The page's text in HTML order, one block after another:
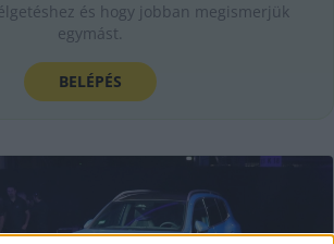
és hogy jobban megismerjük
egymást.
BELÉPÉS